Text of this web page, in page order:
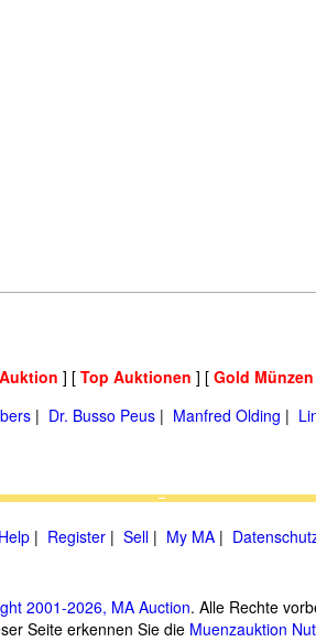
] [ Top Auktionen ] [ Gold
| Dr. Busso Peus | Manfred Olding |
Help | Register | Sell | My MA |
2001-2026, MA Auction. Alle Rechte
Seite erkennen Sie die Muenzauktion